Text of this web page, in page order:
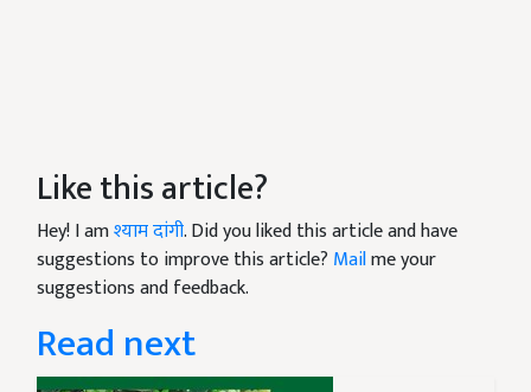
Like this article?
Hey! I amश्याम दांगी. Did you liked this article and have
suggestions to improve this article? Mailme your
suggestions and feedback.
Read next